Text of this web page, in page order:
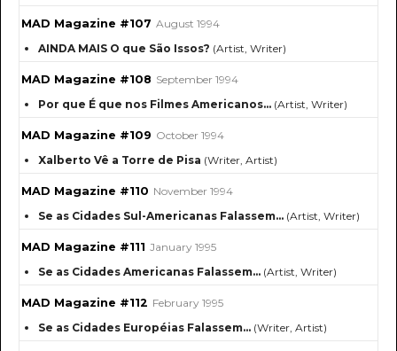
MAD Magazine #107 August 1994
AINDA MAIS O que São Issos? (Artist, Writer)
MAD Magazine #108 September 1994
Por que É que nos Filmes Americanos... (Artist, Writer)
MAD Magazine #109 October 1994
Xalberto Vê a Torre de Pisa (Writer, Artist)
MAD Magazine #110 November 1994
Se as Cidades Sul-Americanas Falassem... (Artist, Writer)
MAD Magazine #111 January 1995
Se as Cidades Americanas Falassem… (Artist, Writer)
MAD Magazine #112 February 1995
Se as Cidades Européias Falassem… (Writer, Artist)